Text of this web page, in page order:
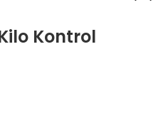
Kontrol
Herbalife Pro-Core
Herbalife Hızlı